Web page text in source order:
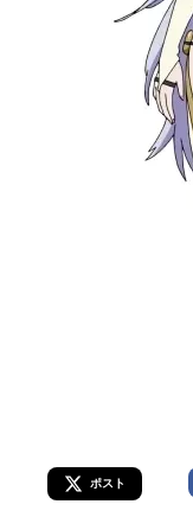
ポスト